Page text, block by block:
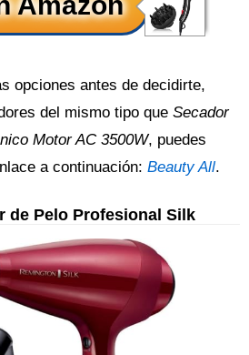
opciones antes de decidirte,
del mismo tipo que Secador
Motor AC 3500W, puedes
a continuación: Beauty All.
de Pelo Profesional Silk